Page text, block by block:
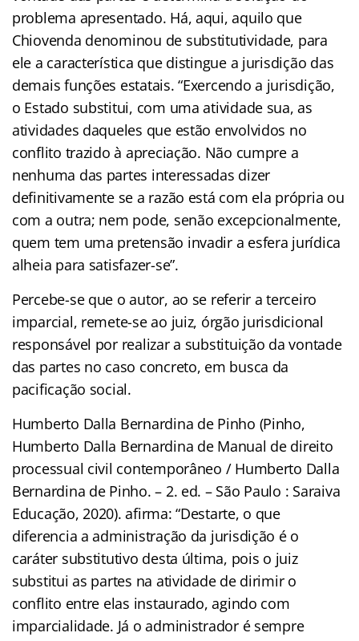
problema apresentado. Há, aqui, aquilo que
Chiovenda denominou de substitutividade, para
ele a característica que distingue a jurisdição das
demais funções estatais. “Exercendo a jurisdição,
o Estado substitui, com uma atividade sua, as
atividades daqueles que estão envolvidos no
conflito trazido à apreciação. Não cumpre a
nenhuma das partes interessadas dizer
definitivamente se a razão está com ela própria ou
com a outra; nem pode, senão excepcionalmente,
quem tem uma pretensão invadir a esfera jurídica
alheia para satisfazer-se”.
Percebe-se que o autor, ao se referir a terceiro
imparcial, remete-se ao juiz, órgão jurisdicional
responsável por realizar a substituição da vontade
das partes no caso concreto, em busca da
pacificação social.
Humberto Dalla Bernardina de Pinho (Pinho,
Humberto Dalla Bernardina de Manual de direito
processual civil contemporâneo / Humberto Dalla
Bernardina de Pinho. – 2. ed. – São Paulo : Saraiva
Educação, 2020). afirma: “Destarte, o que
diferencia a administração da jurisdição é o
caráter substitutivo desta última, pois o juiz
substitui as partes na atividade de dirimir o
conflito entre elas instaurado, agindo com
imparcialidade. Já o administrador é sempre